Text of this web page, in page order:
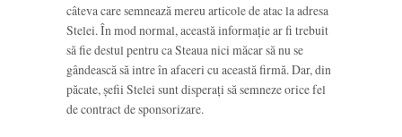
câteva care semnează mereu articole de atac la adresa
Stelei. În mod normal, această informație ar fi trebuit
să fie destul pentru ca Steaua nici măcar să nu se
gândească să intre în afaceri cu această firmă. Dar, din
păcate, șefii Stelei sunt disperați să semneze orice fel
de contract de sponsorizare.